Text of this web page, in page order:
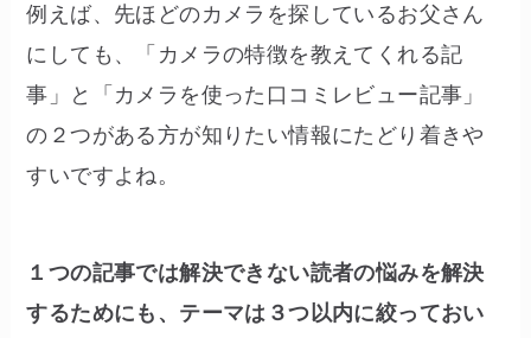
例えば、先ほどのカメラを探しているお父さん
にしても、「カメラの特徴を教えてくれる記
事」と「カメラを使った口コミレビュー記事」
の２つがある方が知りたい情報にたどり着きや
すいですよね。
１つの記事では解決できない読者の悩みを解決
するためにも、テーマは３つ以内に絞っておい